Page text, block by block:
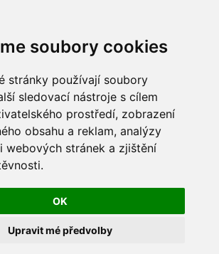
soubory cookies
stránky používají soubory
sledovací nástroje s cílem
prostředí, zobrazení
obsahu a reklam, analýzy
webových stránek a zjištění
OK
Upravit mé předvolby